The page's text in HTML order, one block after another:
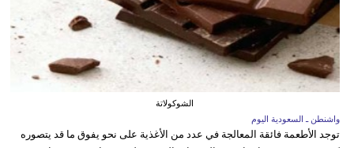
الشوكولاتة
واشنطن ـ السعودية اليوم
توجد الأطعمة فائقة المعالجة في عدد من الأغذية على نحو يفوق ما قد يتصوره